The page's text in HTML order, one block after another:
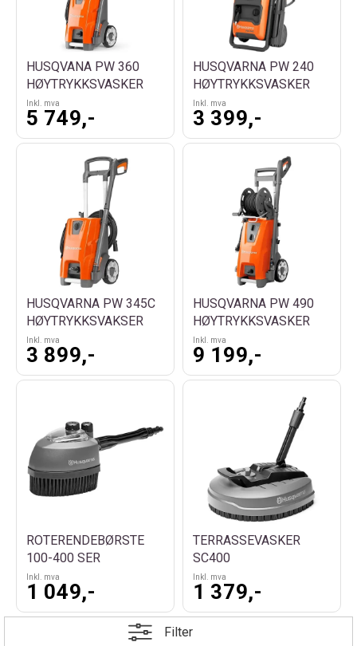
eksperthjelp før og etter kj
HUSQVANA PW 360
HØYTRYKKSVASKER
Inkl. mva
5 749,-
HUSQVARNA PW 240
HØYTRYKKSVASKER
Inkl. mva
3 399,-
HUSQVARNA PW 345C
HØYTRYKKSVAKSER
Inkl. mva
3 899,-
HUSQVARNA PW 490
HØYTRYKKSVASKER
Inkl. mva
9 199,-
ROTERENDEBØRSTE
100-400 SER
Inkl. mva
1 049,-
TERRASSEVASKER
SC400
Inkl. mva
1 379,-
Filter